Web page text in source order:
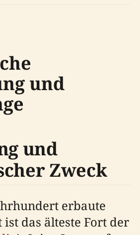
und
und
Zweck
erbaute
das älteste Fort der